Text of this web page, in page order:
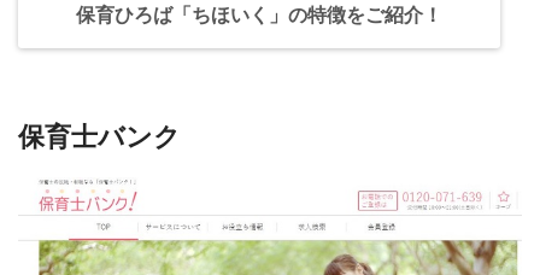
保育ひろば「ちほいく」の特徴をご紹介！
保育士バンク